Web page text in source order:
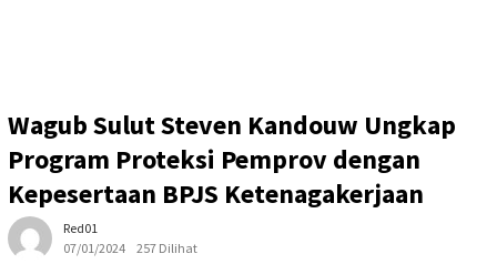
Wagub Sulut Steven Kandouw Ungkap
Program Proteksi Pemprov dengan
Kepesertaan BPJS Ketenagakerjaan
Red01
07/01/2024
257 Dilihat